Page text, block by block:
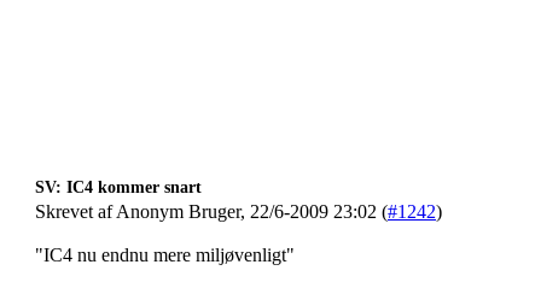
SV: IC4 kommer snart
Skrevet af Anonym Bruger, 22/6-2009 23:02 (#1242)
"IC4 nu endnu mere miljøvenligt"